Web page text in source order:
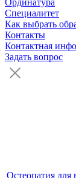
Ординатура
Специалитет
Как выбрать
Контакты
Контактная
Задать вопрос
Остеопатия для